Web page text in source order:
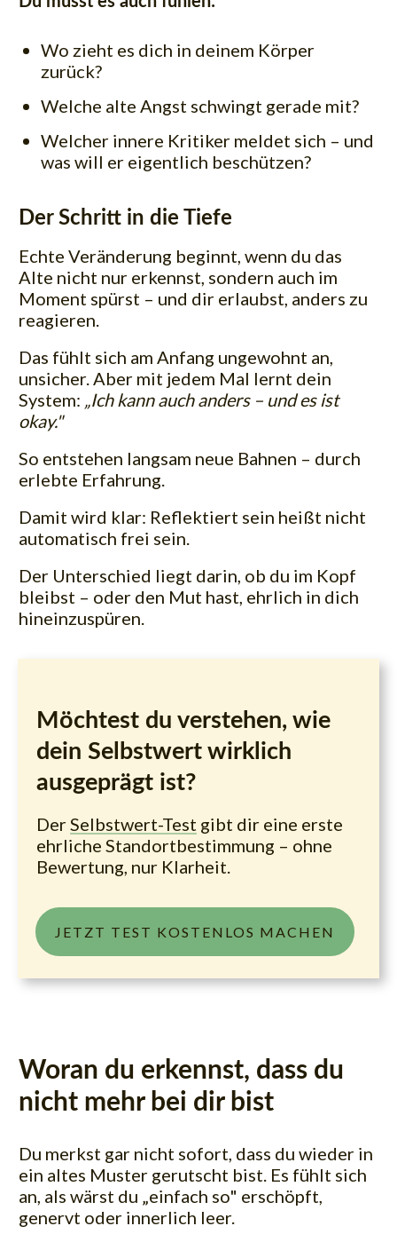
Wo zieht es dich in deinem Körper
zurück?
Welche alte Angst schwingt gerade mit?
Welcher innere Kritiker meldet sich – und
was will er eigentlich beschützen?
Der Schritt in die Tiefe
Echte Veränderung beginnt, wenn du das
Alte nicht nur erkennst, sondern auch im
Moment spürst – und dir erlaubst, anders zu
reagieren.
Das fühlt sich am Anfang ungewohnt an,
unsicher. Aber mit jedem Mal lernt dein
System: „Ich kann auch anders – und es ist
okay."
So entstehen langsam neue Bahnen – durch
erlebte Erfahrung.
Damit wird klar: Reflektiert sein heißt nicht
automatisch frei sein.
Der Unterschied liegt darin, ob du im Kopf
bleibst – oder den Mut hast, ehrlich in dich
hineinzuspüren.
Möchtest du verstehen, wie
dein Selbstwert wirklich
ausgeprägt ist?
DerSelbstwert-Test gibt dir eine erste
ehrliche Standortbestimmung – ohne
Bewertung, nur Klarheit.
JETZT TEST KOSTENLOS MACHEN
Woran du erkennst, dass du
nicht mehr bei dir bist
Du merkst gar nicht sofort, dass du wieder in
ein altes Muster gerutscht bist. Es fühlt sich
an, als wärst du „einfach so" erschöpft,
genervt oder innerlich leer.